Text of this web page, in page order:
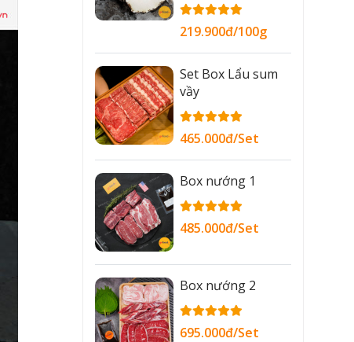
219.900đ/100g
Set Box Lẩu sum
vầy
465.000đ/Set
Box nướng 1
485.000đ/Set
Box nướng 2
695.000đ/Set